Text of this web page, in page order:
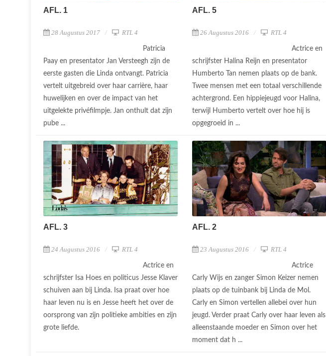
AFL. 1
28 Augustus 2017 RTL 4
Patricia
Paay en presentator Jan Versteegh zijn de
eerste gasten die Linda ontvangt. Patricia
vertelt uitgebreid over haar carrière, haar
huwelijken en over de impact van het
uitgelekte privéfilmpje. Jan onthult dat zijn
pube ...
AFL. 5
26 Augustus 2016 RTL 4
Actrice en
schrijfster Halina Reijn en presentator
Humberto Tan nemen plaats op de bank.
Twee mensen met een totaal verschillende
achtergrond. Een hippiejeugd voor Halina,
terwijl Humberto vertelt over hoe hij is
opgegroeid in ...
AFL. 3
24 Augustus 2016 RTL 4
Actrice en
schrijfster Isa Hoes en politicus Jesse Klaver
schuiven aan bij Linda. Isa praat over hoe
haar leven nu is en Jesse heeft het over de
oorsprong van zijn politieke ambities en zijn
grote liefde.
AFL. 2
23 Augustus 2016 RTL 4
Actrice
Carly Wijs en zanger Simon Keizer nemen
plaats op de tuinbank bij Linda de Mol.
Carly en Simon vertellen allebei over hun
jeugd. Verder praat Carly over haar leven als
alleenstaande moeder en Simon over het
moment dat h ...